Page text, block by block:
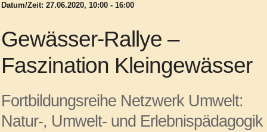
Datum/Zeit: 27.06.2020, 10:00 - 16:00
Gewässer-Rallye –
Faszination Kleingewässer
Fortbildungsreihe Netzwerk Umwelt:
Natur-, Umwelt- und Erlebnispädagogik